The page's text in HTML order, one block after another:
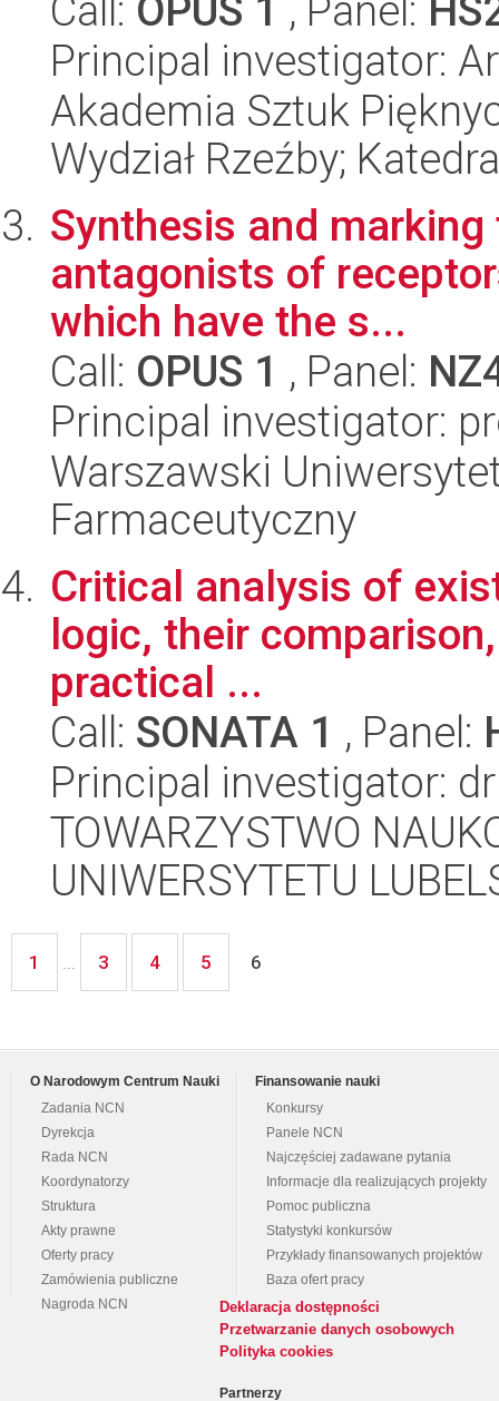
Call: OPUS 1 , Panel:
Principal investigator:
Akademia Sztuk
Wydział Rzeźby;
Synthesis and
antagonists of
which have the s...
Call: OPUS 1 , Panel:
Principal investigator:
Warszawski
Farmaceutyczny
Critical analysis of
logic, their
practical ...
Call: SONATA 1 , Panel:
Principal investigator:
TOWARZYSTWO
UNIWERSYTETU
1 ... 3 4 5 6
O Narodowym Centrum Nauki
Zadania NCN
Dyrekcja
Rada NCN
Koordynatorzy
Struktura
Akty prawne
Oferty pracy
Zamówienia publiczne
Nagroda NCN
Finansowanie nauki
Konkursy
Panele NCN
Najczęściej zadawane pytania
Informacje dla realizujących projekty
Pomoc publiczna
Statystyki konkursów
Przykłady finansowanych projektów
Baza ofert pracy
Deklaracja dostępności
Przetwarzanie danych osobowych
Polityka cookies
Partnerzy